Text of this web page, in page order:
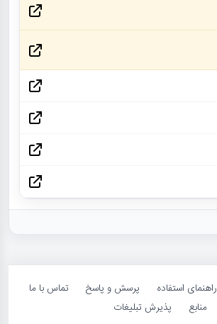
راهنمای استفاده پرسش و پاسخ
تماس با ما
منابع
پذیرش تبلیغات